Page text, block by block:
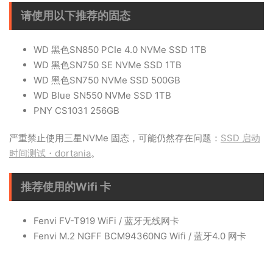
请使用以下推荐的固态
WD 黑色SN850 PCIe 4.0 NVMe SSD 1TB
WD 黑色SN750 SE NVMe SSD 1TB
WD 黑色SN750 NVMe SSD 500GB
WD Blue SN550 NVMe SSD 1TB
PNY CS1031 256GB
严重禁止使用三星NVMe 固态，可能仍然存在问题： SSD 启动
时间测试・dortania。
推荐使用的Wifi 卡
Fenvi FV-T919 WiFi / 蓝牙无线网卡
Fenvi M.2 NGFF BCM94360NG Wifi / 蓝牙4.0 网卡